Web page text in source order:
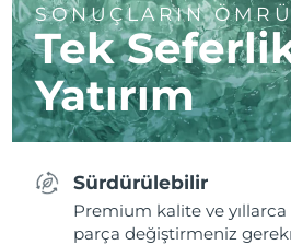
SONUÇLARIN
Tek
Yatırım
Sürdürülebilir
Premium kalite ve
parça değiştirmeniz